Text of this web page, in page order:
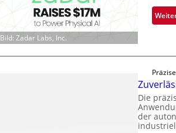
Bild: Zadar Labs, Inc.
Die
der